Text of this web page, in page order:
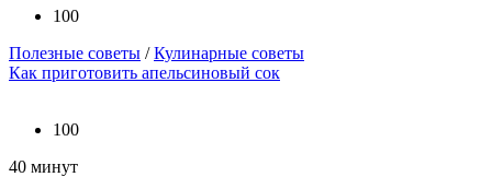
100
Полезные советы /Кулинарные советы
Как приготовить апельсиновый сок
100
40 минут